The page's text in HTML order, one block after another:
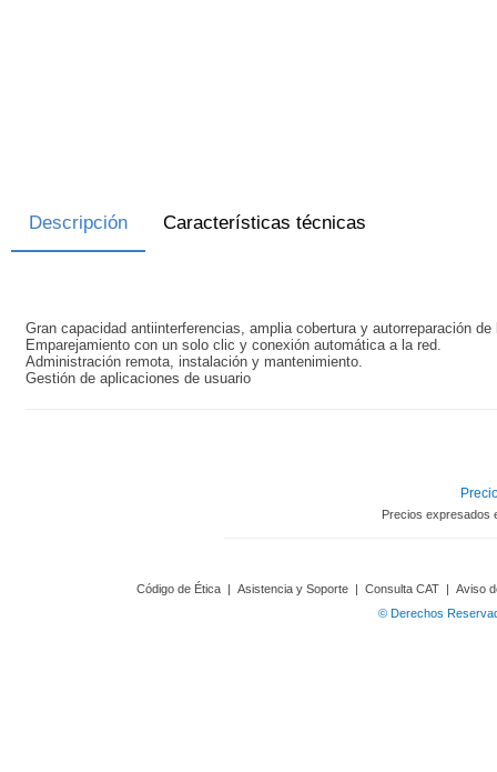
Descripción Características técnicas
Gran capacidad antiinterferencias, amplia cobertura y autorreparación de
Emparejamiento con un solo clic y conexión automática a la red.
Administración remota, instalación y mantenimiento.
Gestión de aplicaciones de usuario
Precios expresados
Código de Ética | Asistencia y Soporte | Consulta CAT | Aviso
© Derechos